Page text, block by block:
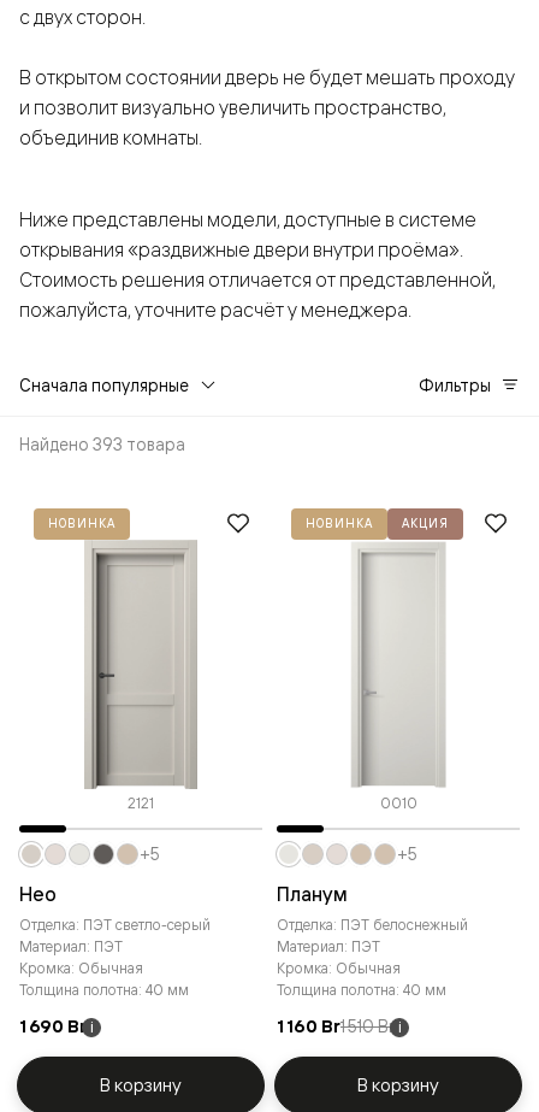
с двух сторон.
В открытом состоянии дверь не будет мешать проходу
и позволит визуально увеличить пространство,
объединив комнаты.
Ниже представлены модели, доступные в системе
открывания «раздвижные двери внутри проёма».
Стоимость решения отличается от представленной,
пожалуйста, уточните расчёт у менеджера.
Сначала популярные Фильтры
Найдено 393 товара
НОВИНКА
2121
Нео
Отделка: ПЭТ светло-серый
Материал: ПЭТ
Кромка: Обычная
Толщина полотна: 40 мм
1 690 Br i
+5
В корзину
НОВИНКА АКЦИЯ
0010
Планум
Отделка: ПЭТ белоснежный
Материал: ПЭТ
Кромка: Обычная
Толщина полотна: 40 мм
1 160 Br1 510 Br i
+5
В корзину